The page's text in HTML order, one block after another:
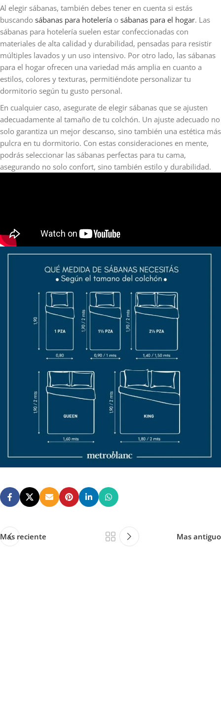
Al elegir sábanas, también debes tener en cuenta si estás
buscando sábanas para hotelería o sábanas para el hogar. Las
sábanas para hotelería suelen estar confeccionadas con
materiales de alta calidad y durabilidad, pensadas para resistir
múltiples lavados y un uso intensivo. Por otro lado, las sábanas
para el hogar ofrecen una variedad más amplia en cuanto a
estilos, colores y texturas, permitiéndote personalizar tu
dormitorio según tu gusto personal.
En cualquier caso, asegurate de elegir sábanas que se ajusten
adecuadamente al tamaño de tu colchón. Un ajuste adecuado no
solo garantiza un mejor descanso, sino también una estética más
pulcra en tu dormitorio. Con estas consideraciones en mente,
podrás seleccionar las sábanas perfectas para tu cama,
asegurando no solo confort, sino también estilo y durabilidad.
Mas reciente Mas antiguo